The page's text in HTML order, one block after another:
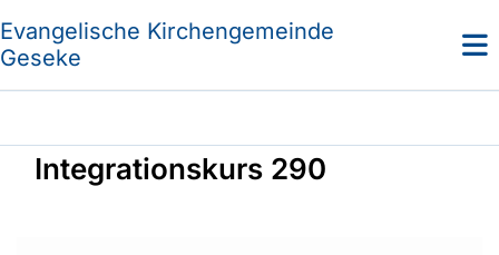
Evangelische Kirchengemeinde
Geseke
Integrationskurs 290